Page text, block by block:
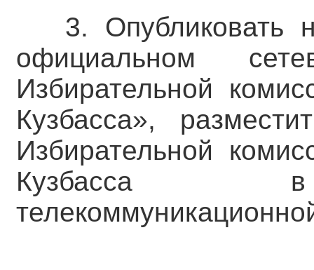
3. Опубликовать
официальном
Избирательной
Кузбасса»,
Избирательной
Кузбасса в